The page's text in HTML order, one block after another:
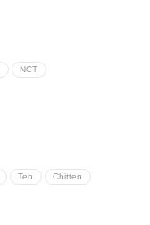
NCT
Ten Chitten